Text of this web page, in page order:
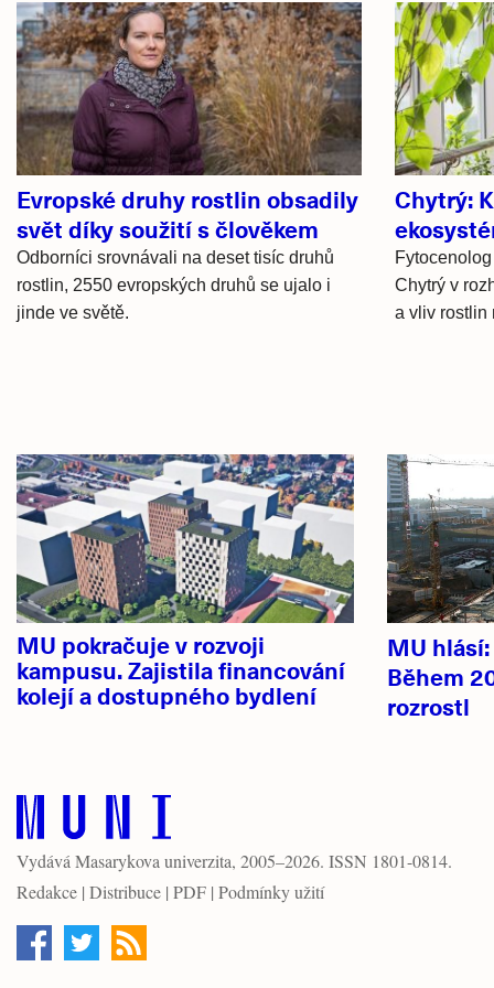
Související
články
Evropské druhy rostlin obsadily
svět díky soužití s člověkem
Odborníci srovnávali na deset tisíc druhů
rostlin, 2550 evropských druhů se ujalo i
jinde ve světě.
Chytrý:
Chytrý v
a vliv rostlin
Hlavní
novinky
MU pokračuje v rozvoji
kampusu. Zajistila financování
kolejí a dostupného bydlení
MU
Během
rozrostl
Vydává Masarykova univerzita, 2005–2026. ISSN 1801-0814.
Redakce | Distribuce | PDF | Podmínky užití